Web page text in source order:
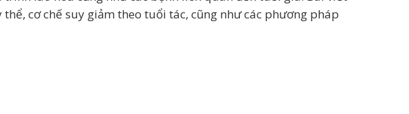
cơ chế suy giảm theo tuổi tác, cũng như các phương pháp